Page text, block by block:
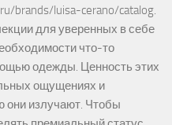
brands/luisa-cerano/catalog.
для уверенных в себе
что-то
одежды. Ценность этих
ощущениях и
они излучают. Чтобы